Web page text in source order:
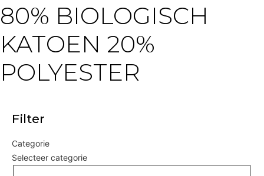
80% BIOLOGISCH
KATOEN 20%
POLYESTER
Filter
Categorie
Selecteer categorie